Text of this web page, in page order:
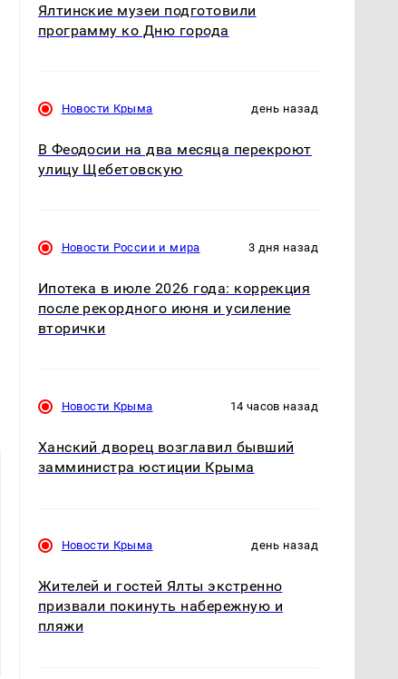
В ОАЭ произошло
Ялтинские музеи подготовили
программу ко Дню города
Новости Крыма день назад
В Феодосии на два месяца перекроют
улицу Щебетовскую
Новости России и мира 3 дня назад
Ипотека в июле 2026 года: коррекция
после рекордного июня и усиление
вторички
Новости Крыма 14 часов назад
Ханский дворец возглавил бывший
замминистра юстиции Крыма
Новости Крыма день назад
Жителей и гостей Ялты экстренно
призвали покинуть набережную и
пляжи